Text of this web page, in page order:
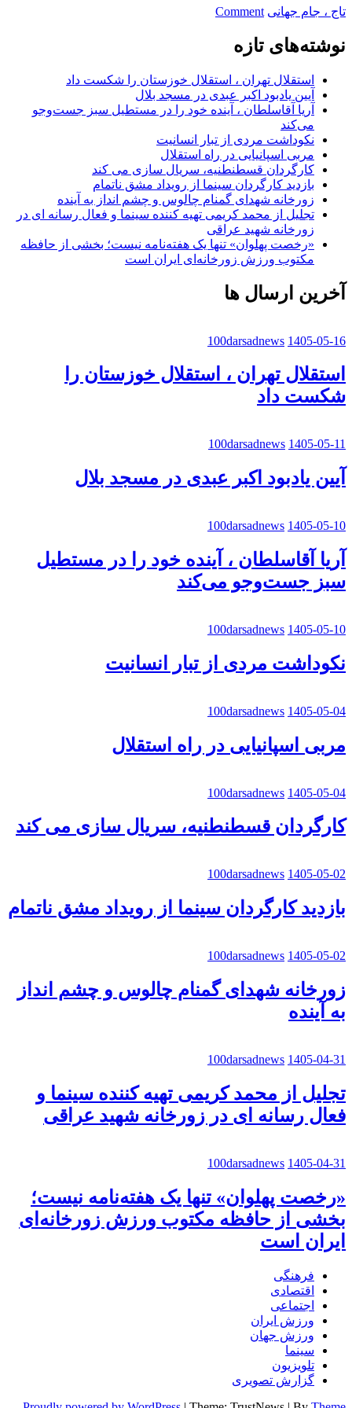
تاج ، جام جهانی Comment
on
امیدوارانه
به
جام
نگاه
کنیم
نوشته‌های تازه
استقلال تهران ، استقلال خوزستان را شکست داد
آیین یادبود اکبر عبدی در مسجد بلال
آریا آقاسلطان ، آینده خود را در مستطیل سبز جست‌وجو
می‌کند
نکوداشت مردی از تبار انسانیت
مربی اسپانیایی در راه استقلال
کارگردان قسطنطنیه، سریال سازی می کند
بازدید کارگردان سینما از رویداد مشق ناتمام
زورخانه شهدای گمنام چالوس و چشم انداز به آینده
تجلیل از محمد کریمی تهیه کننده سینما و فعال رسانه ای در
زورخانه شهید عراقی
«رخصت پهلوان» تنها یک هفته‌نامه نیست؛ بخشی از حافظه
مکتوب ورزش زورخانه‌ای ایران است
آخرین ارسال ها
100darsadnews 1405-05-16
استقلال تهران ، استقلال خوزستان را
شکست داد
100darsadnews 1405-05-11
آیین یادبود اکبر عبدی در مسجد بلال
100darsadnews 1405-05-10
آریا آقاسلطان ، آینده خود را در مستطیل
سبز جست‌وجو می‌کند
100darsadnews 1405-05-10
نکوداشت مردی از تبار انسانیت
100darsadnews 1405-05-04
مربی اسپانیایی در راه استقلال
100darsadnews 1405-05-04
کارگردان قسطنطنیه، سریال سازی می کند
100darsadnews 1405-05-02
بازدید کارگردان سینما از رویداد مشق ناتمام
100darsadnews 1405-05-02
زورخانه شهدای گمنام چالوس و چشم انداز
به آینده
100darsadnews 1405-04-31
تجلیل از محمد کریمی تهیه کننده سینما و
فعال رسانه ای در زورخانه شهید عراقی
100darsadnews 1405-04-31
«رخصت پهلوان» تنها یک هفته‌نامه نیست؛
بخشی از حافظه مکتوب ورزش زورخانه‌ای
ایران است
فرهنگی
اقتصادی
اجتماعی
ورزش ایران
ورزش جهان
سینما
تلویزیون
گزارش تصویری